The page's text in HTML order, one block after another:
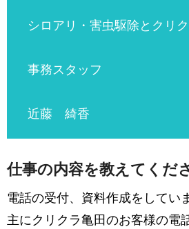
シロアリ・害虫駆除とクリ
事務スタッフ
近藤 綺香
仕事の内容を教えてくだ
電話の受付、資料作成をしてい
主にクリクラ亀田のお客様の電